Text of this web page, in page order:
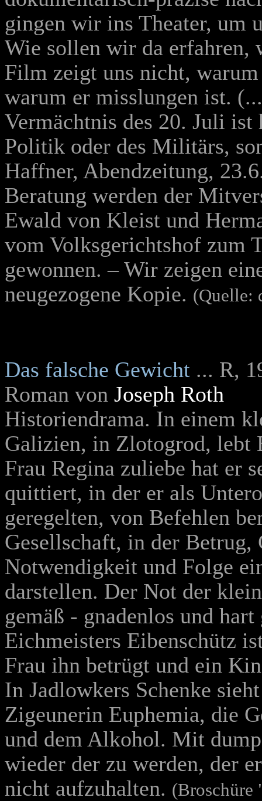
gingen wir ins Theater, um
Wie sollen wir da erfahren,
Film zeigt uns nicht,
warum er misslungen ist.
Vermächtnis des 20. Juli ist
Politik oder des Militärs,
Haffner, Abendzeitung,
Beratung werden der
Ewald von Kleist und
vom Volksgerichtshof zum
gewonnen. – Wir zeigen
neugezogene Kopie. (Quelle:
Das falsche Gewicht ... R,
Roman von Joseph Roth
Historiendrama. In einem
Galizien, in Zlotogrod, lebt
Frau Regina zuliebe hat er
quittiert, in der er als
geregelten, von Befehlen
Gesellschaft, in der Betrug,
Notwendigkeit und Folge
darstellen. Der Not der
gemäß - gnadenlos und
Eichmeisters Eibenschütz
Frau ihn betrügt und ein
In Jadlowkers Schenke
Zigeunerin Euphemia, die
und dem Alkohol. Mit
wieder der zu werden, der
nicht aufzuhalten. (Broschüre